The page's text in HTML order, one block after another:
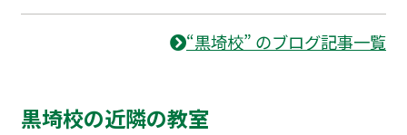
“黒埼校” のブログ記事一覧
黒埼校の近隣の教室